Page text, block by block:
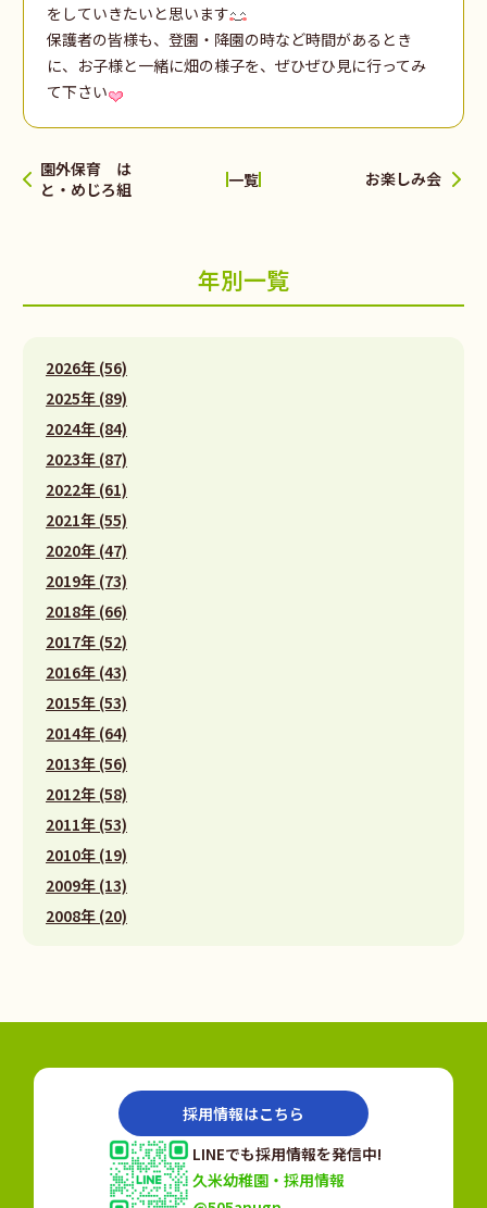
をしていきたいと思います
保護者の皆様も、登園・降園の時など時間があるとき
に、お子様と一緒に畑の様子を、ぜひぜひ見に行ってみ
て下さい
園外保育 は
と・めじろ組
一覧 お楽しみ会
年別一覧
2026年 (56)
2025年 (89)
2024年 (84)
2023年 (87)
2022年 (61)
2021年 (55)
2020年 (47)
2019年 (73)
2018年 (66)
2017年 (52)
2016年 (43)
2015年 (53)
2014年 (64)
2013年 (56)
2012年 (58)
2011年 (53)
2010年 (19)
2009年 (13)
2008年 (20)
採用情報はこちら
LINEでも採用情報を発信中!
久米幼稚園・採用情報